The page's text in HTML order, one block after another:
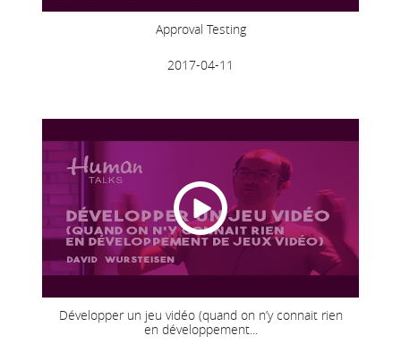
Approval Testing
2017-04-11
Développer un jeu vidéo (quand on n’y connait rien
en développement...